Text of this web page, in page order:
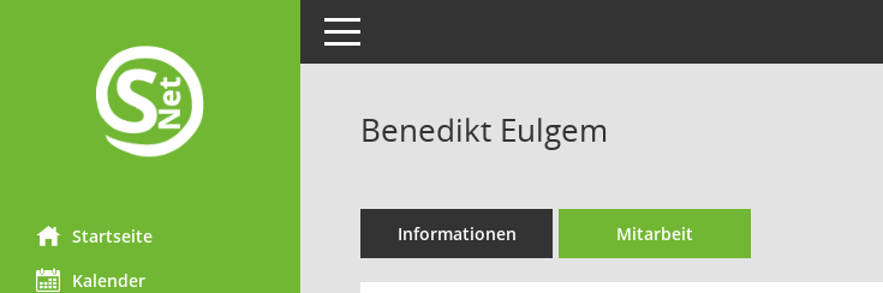
Startseite
Kalender
Toggle navigation
Benedikt Eulgem
Informationen Mitarbeit